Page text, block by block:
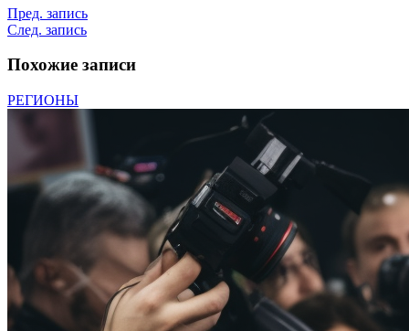
Пред. запись
След. запись
Похожие записи
РЕГИОНЫ